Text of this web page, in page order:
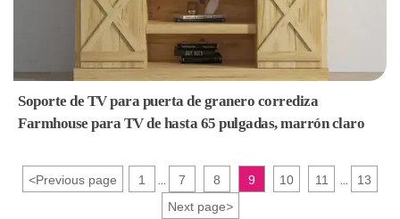
Soporte de TV para puerta de granero corrediza
Farmhouse para TV de hasta 65 pulgadas, marrón claro
<Previous page 1 7 8 9 10 11
13
Next page>